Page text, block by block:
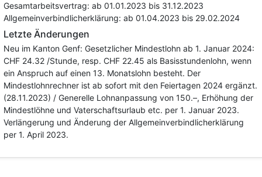
Gesamtarbeitsvertrag: ab 01.01.2023 bis 31.12.2023
Allgemeinverbindlicherklärung: ab 01.04.2023 bis 29.02.2024
Letzte Änderungen
Neu im Kanton Genf: Gesetzlicher Mindestlohn ab 1. Januar 2024:
CHF 24.32 /Stunde, resp. CHF 22.45 als Basisstundenlohn, wenn
ein Anspruch auf einen 13. Monatslohn besteht. Der
Mindestlohnrechner ist ab sofort mit den Feiertagen 2024 ergänzt.
(28.11.2023) / Generelle Lohnanpassung von 150.–, Erhöhung der
Mindestlöhne und Vaterschaftsurlaub etc. per 1. Januar 2023.
Verlängerung und Änderung der Allgemeinverbindlicherklärung
per 1. April 2023.